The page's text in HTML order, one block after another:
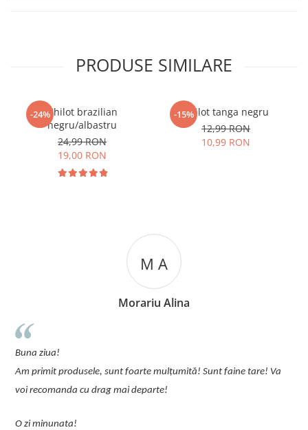
PRODUSE SIMILARE
-24%Chilot brazilian
negru/albastru
24,99 RON
19,00 RON
-15%Chilot tanga negru
12,99 RON
10,99 RON
M A
Morariu Alina
Buna ziua!
Am primit produsele, sunt foarte mulțumită! Sunt faine tare! Va
voi recomanda cu drag mai departe!
O zi minunata!